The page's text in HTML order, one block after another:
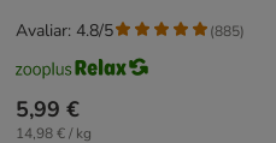
5,99 €
14,98 € / kg
Avaliar: 4.8/5 (885)